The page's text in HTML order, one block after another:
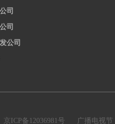
司
司
公司
京ICP备12036981号 广播电视节